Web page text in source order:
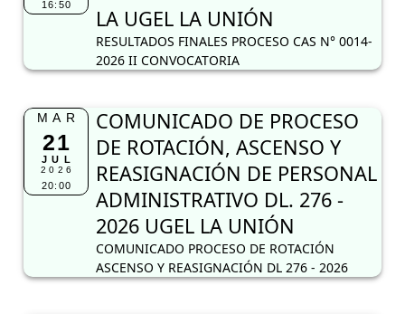
16:50
LA UGEL LA UNIÓN
RESULTADOS FINALES PROCESO CAS N° 0014-
2026 II CONVOCATORIA
MAR
21
JUL
2026
20:00
COMUNICADO DE PROCESO
DE ROTACIÓN, ASCENSO Y
REASIGNACIÓN DE PERSONAL
ADMINISTRATIVO DL. 276 -
2026 UGEL LA UNIÓN
COMUNICADO PROCESO DE ROTACIÓN
ASCENSO Y REASIGNACIÓN DL 276 - 2026